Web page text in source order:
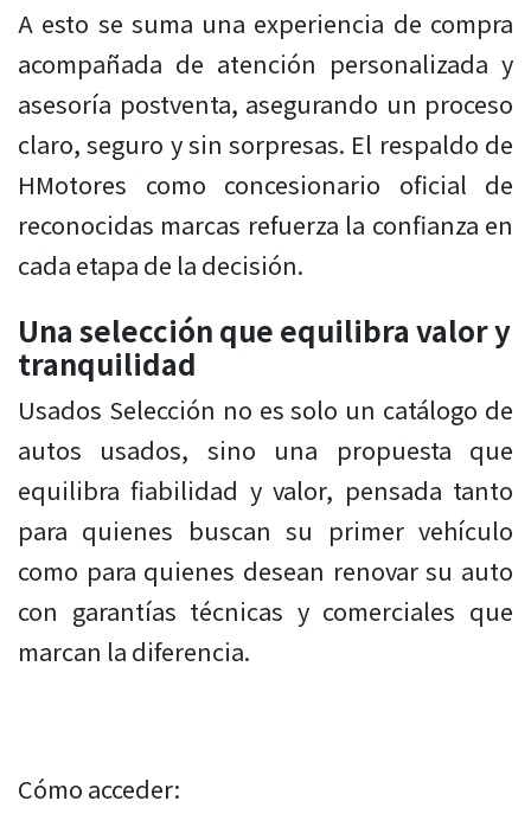
A esto se suma una experiencia de compra
acompañada de atención personalizada y
asesoría postventa, asegurando un proceso
claro, seguro y sin sorpresas. El respaldo de
HMotores como concesionario oficial de
reconocidas marcas refuerza la confianza en
cada etapa de la decisión.
Una selección que equilibra valor y
tranquilidad
Usados Selección no es solo un catálogo de
autos usados, sino una propuesta que
equilibra fiabilidad y valor, pensada tanto
para quienes buscan su primer vehículo
como para quienes desean renovar su auto
con garantías técnicas y comerciales que
marcan la diferencia.
Cómo acceder: